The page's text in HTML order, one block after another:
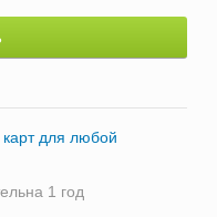
для любой
1 год